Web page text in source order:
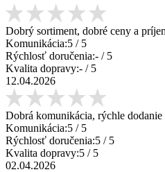
Dobrý sortiment, dobré ceny a
Komunikácia:5 / 5
Rýchlosť doručenia:- / 5
Kvalita dopravy:- / 5
12.04.2026
Dobrá komunikácia, rýchle dodanie
Komunikácia:5 / 5
Rýchlosť doručenia:5 / 5
Kvalita dopravy:5 / 5
02.04.2026